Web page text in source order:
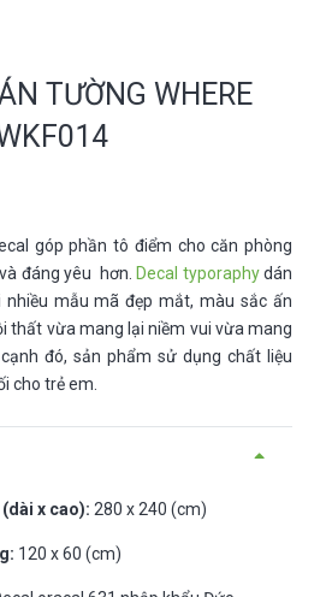
TƯỜNG WHERE
góp phần tô điểm cho căn phòng
đáng yêu hơn. Decal typoraphydán
mẫu mã đẹp mắt, màu sắc ấn
thất vừa mang lại niềm vui vừa mang
đó, sản phẩm sử dụng chất liệu
cho trẻ em.
x cao): 280 x 240 (cm)
120 x 60 (cm)